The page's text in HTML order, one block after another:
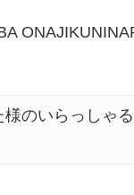
様のいらっしゃ